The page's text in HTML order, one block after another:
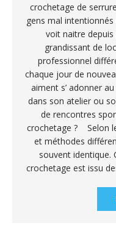
crochetage de
gens mal
voit naitre
grandissant de
professionnel
chaque jour de
aiment s’ adonner
dans son atelier ou
de rencontres
crochetage ? Selon
et méthodes
souvent identique.
crochetage est issu